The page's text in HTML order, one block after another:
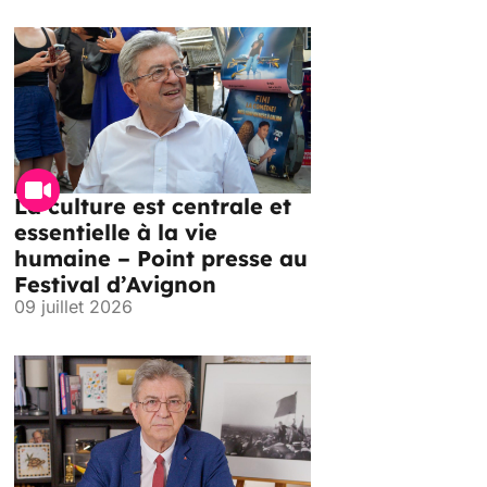
La culture est centrale et
essentielle à la vie
humaine – Point presse au
Festival d’Avignon
09 juillet 2026